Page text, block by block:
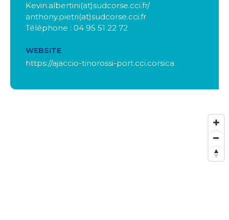
Kevin.albertini(at)sudcorse.cci.fr/
anthony.pietri(at)sudcorse.cci.fr
Téléphone : 04 95 51 22 72
WEBSITE
https://ajaccio-tinorossi-port.cci.corsica